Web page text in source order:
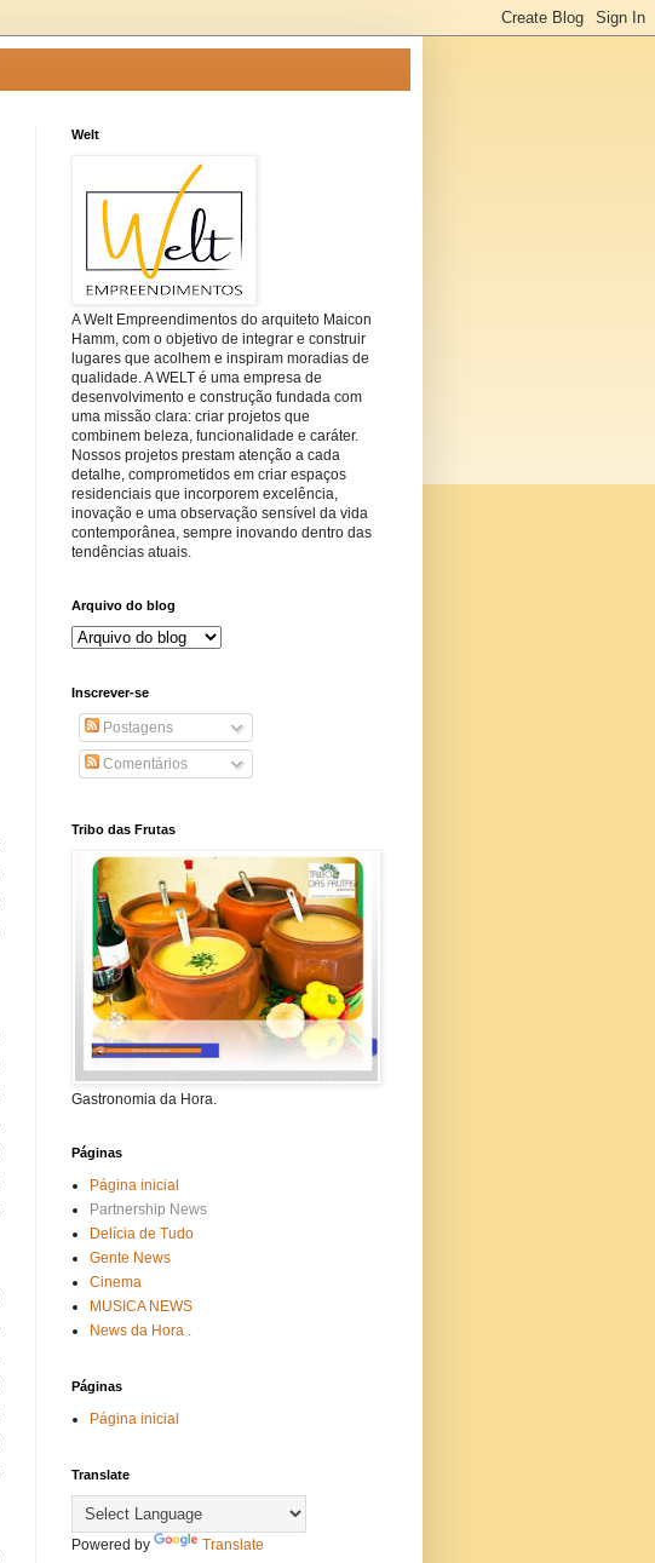
Welt
A Welt Empreendimentos do arquiteto Maicon
Hamm, com o objetivo de integrar e construir
lugares que acolhem e inspiram moradias de
qualidade. A WELT é uma empresa de
desenvolvimento e construção fundada com
uma missão clara: criar projetos que
combinem beleza, funcionalidade e caráter.
Nossos projetos prestam atenção a cada
detalhe, comprometidos em criar espaços
residenciais que incorporem excelência,
inovação e uma observação sensível da vida
contemporânea, sempre inovando dentro das
tendências atuais.
Arquivo do blog
Inscrever-se
Postagens
Comentários
Tribo das Frutas
Gastronomia da Hora.
Páginas
Página inicial
Partnership News
Delícia de Tudo
Gente News
Cinema
MUSICA NEWS
News da Hora .
Páginas
Página inicial
Translate
Powered by Translate